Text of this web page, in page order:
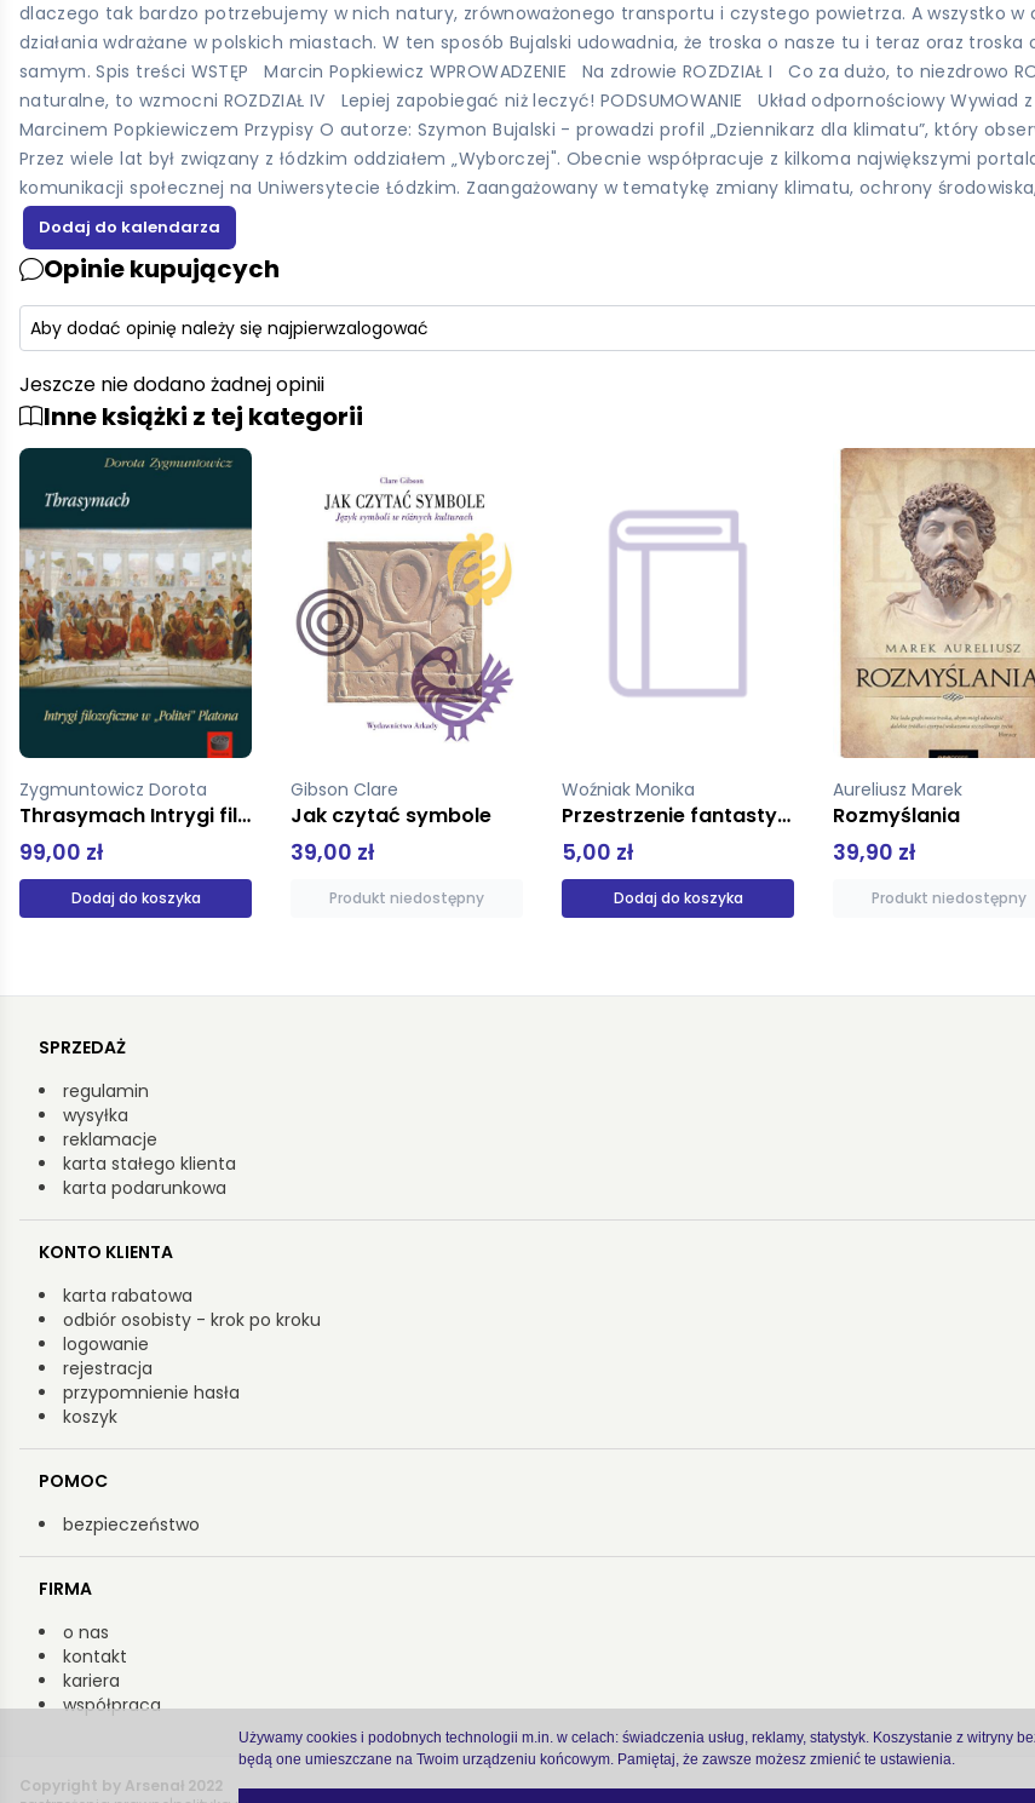
Używamy cookies i podobnych technologii m.in. w celach: świadczenia usług, reklamy, statystyk. Koszystanie z witryny
będą one umieszczane na Twoim urządzeniu końcowym. Pamiętaj, że zawsze możesz zmienić te ustawienia.
dlaczego tak bardzo potrzebujemy w nich natury, zrównoważonego transportu i czystego powietrza. A wszystko
działania wdrażane w polskich miastach. W ten sposób Bujalski udowadnia, że troska o nasze tu i teraz oraz
samym. Spis treści WSTĘP Marcin Popkiewicz WPROWADZENIE Na zdrowie ROZDZIAŁ I Co za dużo, to niezdrowo
naturalne, to wzmocni ROZDZIAŁ IV Lepiej zapobiegać niż leczyć! PODSUMOWANIE Układ odpornościowy Wywiad
Marcinem Popkiewiczem Przypisy O autorze: Szymon Bujalski - prowadzi profil „Dziennikarz dla klimatu”, który
Przez wiele lat był związany z łódzkim oddziałem „Wyborczej". Obecnie współpracuje z kilkoma największymi
komunikacji społecznej na Uniwersytecie Łódzkim. Zaangażowany w tematykę zmiany klimatu, ochrony
Opinie kupujących
Aby dodać opinię należy się najpierwzalogować
Jeszcze nie dodano żadnej opinii
Inne książki z tej kategorii
Gibson Clare
Jak czytać symbole
39,00 zł
Produkt niedostępny
Woźniak Monika
5,00 zł
Dodaj do koszyka
Aureliusz Marek
Rozmyślania
39,90 zł
Produkt niedostępny
Spór o rozumienie
39,90 zł
Produkt niedostępny
SPRZEDAŻ
regulamin
wysyłka
reklamacje
karta stałego klienta
karta podarunkowa
KONTO KLIENTA
karta rabatowa
odbiór osobisty - krok po kroku
logowanie
rejestracja
przypomnienie hasła
koszyk
POMOC
bezpieczeństwo
FIRMA
o nas
kontakt
kariera
współpraca
Copyright by Arsenał 2022